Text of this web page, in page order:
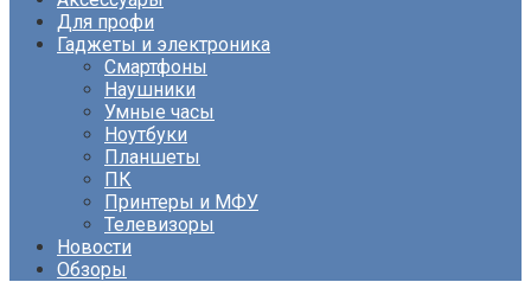
Для профи
Гаджеты и электроника
Смартфоны
Наушники
Умные часы
Ноутбуки
Планшеты
ПК
Принтеры и МФУ
Телевизоры
Новости
Обзоры